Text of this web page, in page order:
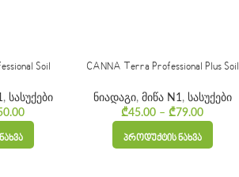
Soil
, სასუქები
Price range: ₾30.00 through ₾50.00
CANNA Terra Professional Plus Soil
ნიადაგი, მიწა N1, სასუქები
₾45.00 – ₾79.00 Price
ᲞᲠᲝᲓᲣᲥᲢᲘᲡ ᲜᲐᲮᲕᲐ